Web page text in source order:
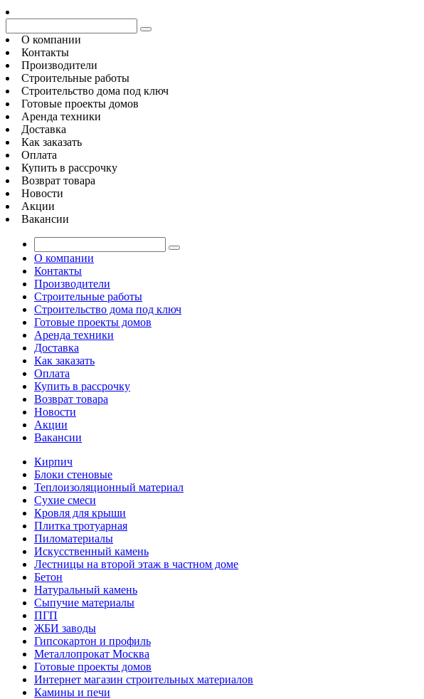
О компании
Контакты
Производители
Строительные работы
Строительство дома под ключ
Готовые проекты домов
Аренда техники
Доставка
Как заказать
Оплата
Купить в рассрочку
Возврат товара
Новости
Акции
Вакансии
О компании
Контакты
Производители
Строительные работы
Строительство дома под ключ
Готовые проекты домов
Аренда техники
Доставка
Как заказать
Оплата
Купить в рассрочку
Возврат товара
Новости
Акции
Вакансии
Кирпич
Блоки стеновые
Теплоизоляционный материал
Сухие смеси
Кровля для крыши
Плитка тротуарная
Пиломатериалы
Искусственный камень
Лестницы на второй этаж в частном доме
Бетон
Натуральный камень
Сыпучие материалы
ПГП
ЖБИ заводы
Гипсокартон и профиль
Металлопрокат Москва
Готовые проекты домов
Интернет магазин строительных материалов
Камины и печи